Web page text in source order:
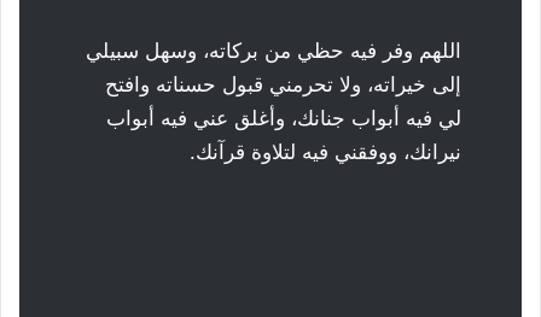
اللهم وفر فيه حظي من بركاته، وسهل سبيلي
إلى خيراته، ولا تحرمني قبول حسناته وافتح
لي فيه أبواب جنانك، وأغلق عني فيه أبواب
نيرانك، ووفقني فيه لتلاوة قرآنك.